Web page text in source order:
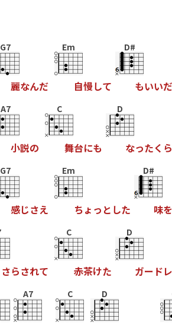
G7
麗なんだ
Em
自慢して
D#
もいいだ
A7
小説の
C
舞台にも
D
なったく ら
G7
感じさえ
Em
ちょ っ と した
D#
味を
さらされて
C
赤茶けた
D
ガー ドレ
A7 C D